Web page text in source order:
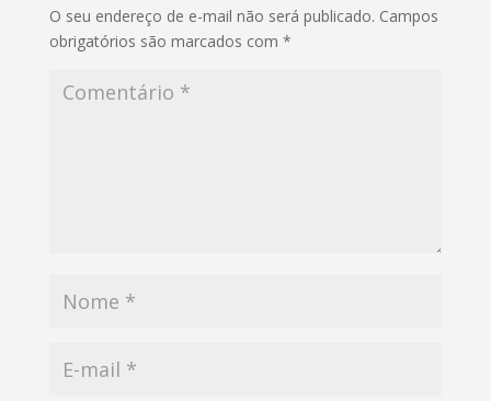
O seu endereço de e-mail não será publicado. Campos
obrigatórios são marcados com *